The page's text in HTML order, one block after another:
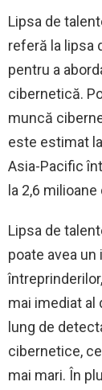
Lipsa de
referă la lipsa
pentru a
cibernetică.
muncă
este estimat
Asia-Pacific
la 2,6
Lipsa de
poate avea
mai imediat
lung de
cibernetice,
mai mari. În